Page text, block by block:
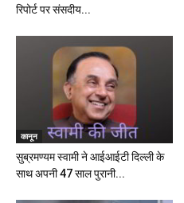
रिपोर्ट पर संसदीय...
कानून
सुब्रमण्यम स्वामी ने आईआईटी दिल्ली के
साथ अपनी 47 साल पुरानी...